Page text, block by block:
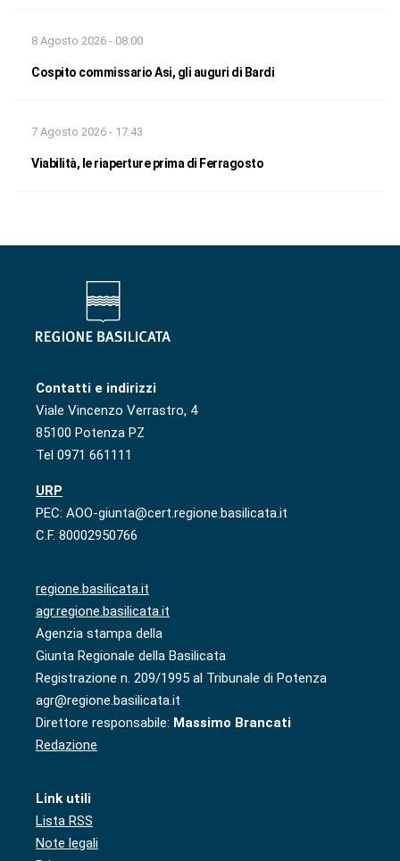
8 Agosto 2026 - 08:00
Cospito commissario Asi, gli auguri di Bardi
7 Agosto 2026 - 17:43
Viabilità, le riaperture prima di Ferragosto
Contatti e indirizzi
Viale Vincenzo Verrastro, 4
85100 Potenza PZ
Tel 0971 661111
URP
PEC: AOO-giunta@cert.regione.basilicata.it
C.F. 80002950766
regione.basilicata.it
agr.regione.basilicata.it
Agenzia stampa della
Giunta Regionale della Basilicata
Registrazione n. 209/1995 al Tribunale di Potenza
agr@regione.basilicata.it
Direttore responsabile: Massimo Brancati
Redazione
Link utili
Lista RSS
Note legali